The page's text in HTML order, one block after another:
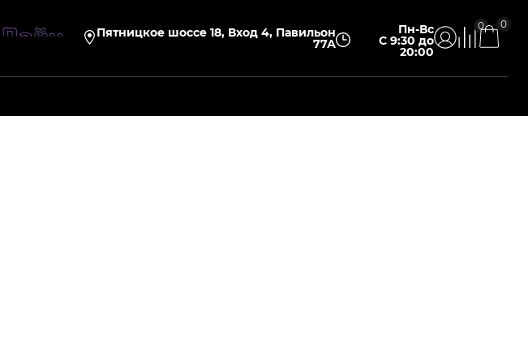
Пятницкое шоссе 18, Вход 4, Павильон
77А
Пн-Вс
С 9:30 до
20:00
0 0